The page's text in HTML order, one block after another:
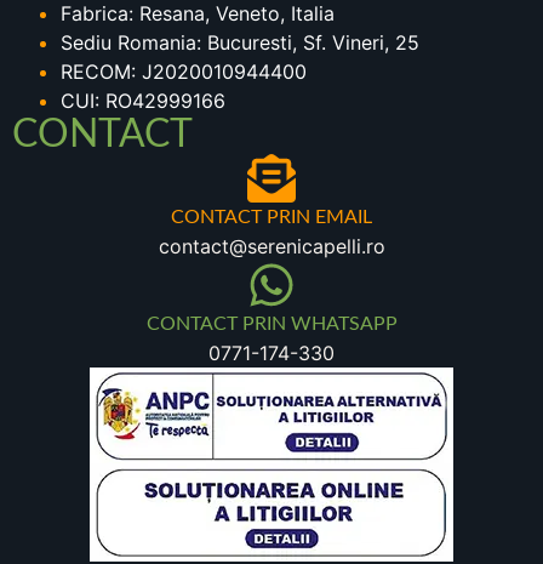
Fabrica: Resana, Veneto, Italia
Sediu Romania: Bucuresti, Sf. Vineri, 25
RECOM: J2020010944400
CUI: RO42999166
CONTACT
CONTACT PRIN EMAIL
contact@serenicapelli.ro
CONTACT PRIN WHATSAPP
0771-174-330